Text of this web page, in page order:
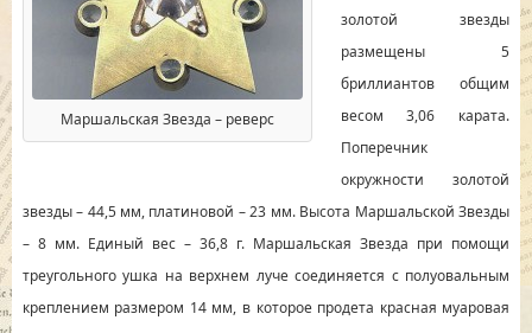
Маршальская Звезда – реверс
золотой звезды
размещены 5
бриллиантов общим
весом 3,06 карата.
Поперечник
окружности золотой
звезды – 44,5 мм, платиновой – 23 мм. Высота Маршальской Звезды
– 8 мм. Единый вес – 36,8 г. Маршальская Звезда при помощи
треугольного ушка на верхнем луче соединяется с полуовальным
креплением размером 14 мм, в которое продета красная муаровая